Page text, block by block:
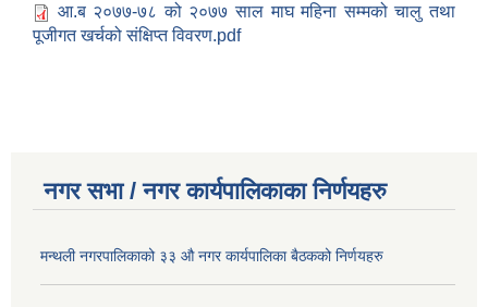
आ.ब २०७७-७८ को २०७७ साल माघ महिना सम्मको चालु तथा
पूजीगत खर्चको संक्षिप्त विवरण.pdf
नगर सभा / नगर कार्यपालिकाका निर्णयहरु
मन्थली नगरपालिकाको ३३ औ नगर कार्यपालिका बैठकको निर्णयहरु